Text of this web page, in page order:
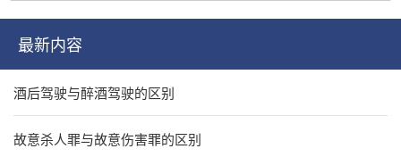
最新内容
酒后驾驶与醉酒驾驶的区别
故意杀人罪与故意伤害罪的区别